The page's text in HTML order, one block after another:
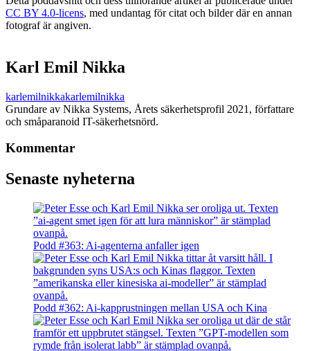
CC BY 4.0-licens, med undantag för citat och bilder där en annan
fotograf är angiven.
Karl Emil Nikka
karlemilnikkakarlemilnikka
Grundare av Nikka Systems, Årets säkerhetsprofil 2021, författare
och småparanoid IT-säkerhetsnörd.
Kommentar
Senaste nyheterna
Podd #363: Ai-agenterna anfaller igen
Podd #362: Ai-kapprustningen mellan USA och Kina